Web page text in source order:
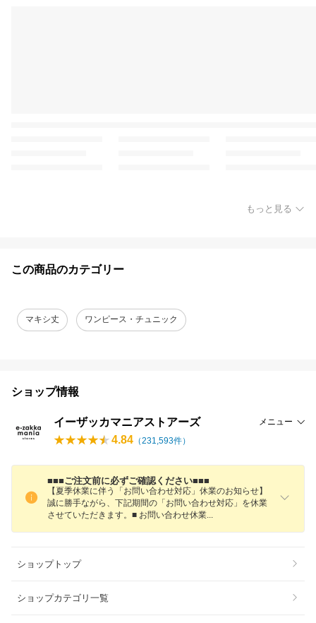
もっと見る
この商品のカテゴリー
マキシ丈 ワンピース・チュニック
ショップ情報
イーザッカマニアストアーズ メニュー
4.84 （231,593件）
■■■ご注文前に必ずご確認ください■■■
【夏季休業に伴う「お問い合わせ対応」休業のお知らせ】
誠に勝手ながら、下記期間の「お問い合わせ対応」を休業
させていただきます。■ お問い合わせ休業
ショップトップ
ショップカテゴリ一覧